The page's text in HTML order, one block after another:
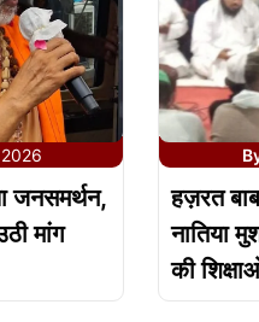
जनसमर्थन,
मांग
हज़रत
नातिया
की